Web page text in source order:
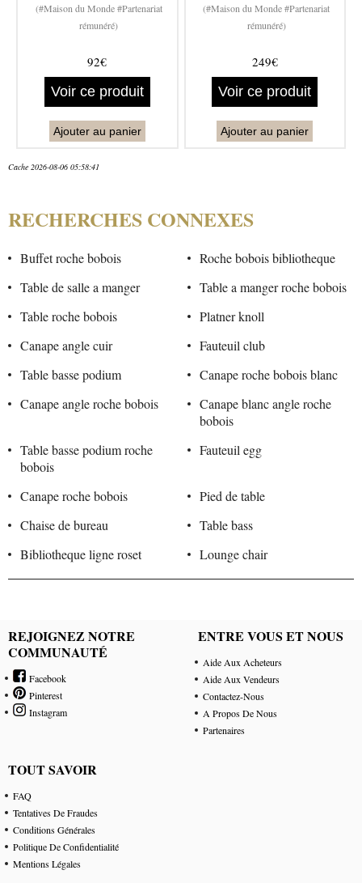
(#Maison du Monde #Partenariat
rémunéré)
92€
Voir ce produit
Ajouter au panier
(#Maison du Monde #Partenariat
rémunéré)
249€
Voir ce produit
Ajouter au panier
Cache 2026-08-06 05:58:41
RECHERCHES CONNEXES
Buffet roche bobois
Roche bobois bibliotheque
Table de salle a manger
Table a manger roche bobois
Table roche bobois
Platner knoll
Canape angle cuir
Fauteuil club
Table basse podium
Canape roche bobois blanc
Canape angle roche bobois
Canape blanc angle roche
bobois
Table basse podium roche
bobois
Fauteuil egg
Canape roche bobois
Pied de table
Chaise de bureau
Table bass
Bibliotheque ligne roset
Lounge chair
REJOIGNEZ NOTRE
COMMUNAUTÉ
Facebook
Pinterest
Instagram
ENTRE VOUS ET NOUS
Aide Aux Acheteurs
Aide Aux Vendeurs
Contactez-Nous
A Propos De Nous
Partenaires
TOUT SAVOIR
FAQ
Tentatives De Fraudes
Conditions Générales
Politique De Confidentialité
Mentions Légales